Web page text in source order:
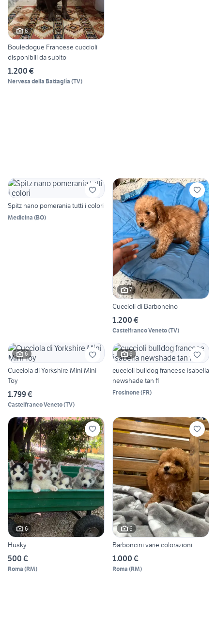
6
Bouledogue Francese cuccioli
disponibili da subito
1.200 €
Nervesa della Battaglia (TV)
Spitz nano pomerania tutti i colori
Medicina (BO)
7
Cuccioli di Barboncino
1.200 €
Castelfranco Veneto(TV)
6
Cucciola di Yorkshire Mini Mini
Toy
1.799 €
Castelfranco Veneto(TV)
6
cuccioli bulldog francese isabella
newshade tan fl
Frosinone(FR)
6
Husky
500 €
Roma (RM)
6
Barboncini varie colorazioni
1.000 €
Roma (RM)